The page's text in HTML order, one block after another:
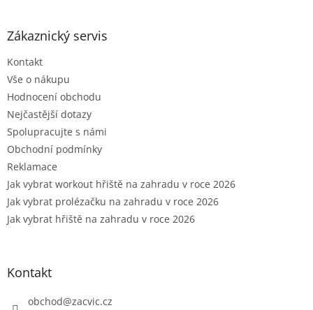
Zákaznický servis
Kontakt
Vše o nákupu
Hodnocení obchodu
Nejčastější dotazy
Spolupracujte s námi
Obchodní podmínky
Reklamace
Jak vybrat workout hřiště na zahradu v roce 2026
Jak vybrat prolézačku na zahradu v roce 2026
Jak vybrat hřiště na zahradu v roce 2026
Kontakt
obchod@zacvic.cz